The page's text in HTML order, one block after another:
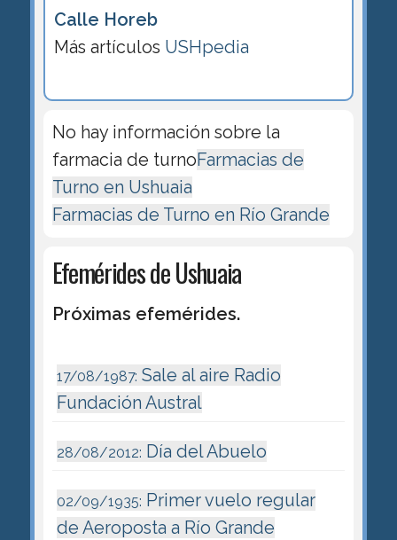
Calle Horeb
Más artículos USHpedia
No hay información sobre la
farmacia de turnoFarmacias de
Turno en Ushuaia
Farmacias de Turno en Río Grande
Efemérides de Ushuaia
Próximas efemérides.
17/08/1987: Sale al aire Radio
Fundación Austral
28/08/2012: Día del Abuelo
02/09/1935: Primer vuelo regular
de Aeroposta a Río Grande